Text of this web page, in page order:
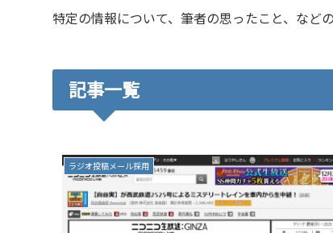
特定の情報について、筆者の思ったこと、など
記事一覧
ラジオ投稿メール採用